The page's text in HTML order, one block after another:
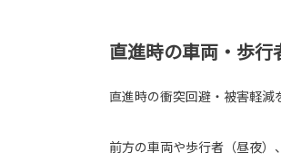
直進時の車両・歩行
直進時の衝突回避・被害軽減
前方の車両や歩行者（昼夜